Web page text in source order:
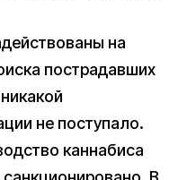
на
пострадавших
не поступало.
каннабиса